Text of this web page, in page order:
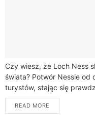
Czy wiesz, że Loch Ness
świata? Potwór Nessie od
turystów, stając się
kryptozoologii.Legendy o
zamieszkującym jezioro...
READ MORE